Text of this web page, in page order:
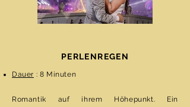
PERLENREGEN
Dauer : 8 Minuten
Romantik auf ihrem Höhepunkt. Ein